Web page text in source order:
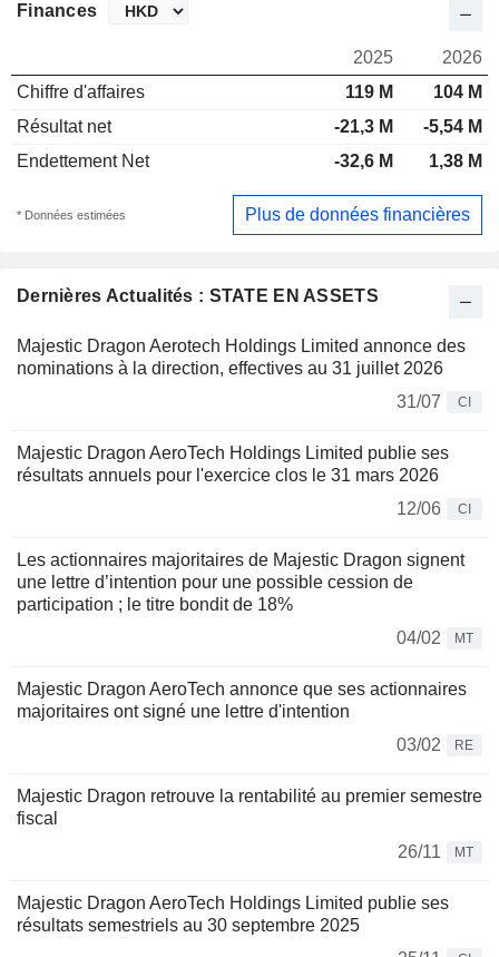
Dernières Actualités : STATE EN ASSETS
Majestic Dragon Aerotech Holdings Limited annonce des
nominations à la direction, effectives au 31 juillet 2026
31/07
CI
Majestic Dragon AeroTech Holdings Limited publie ses
résultats annuels pour l'exercice clos le 31 mars 2026
12/06
CI
Les actionnaires majoritaires de Majestic Dragon signent
une lettre d’intention pour une possible cession de
participation ; le titre bondit de 18%
04/02
MT
Majestic Dragon AeroTech annonce que ses actionnaires
majoritaires ont signé une lettre d'intention
03/02
RE
Majestic Dragon retrouve la rentabilité au premier semestre
fiscal
26/11
MT
Majestic Dragon AeroTech Holdings Limited publie ses
résultats semestriels au 30 septembre 2025
Finances
2025
2026
Chiffre d'affaires
119 M
104 M
Résultat net
-21,3 M
-5,54 M
Endettement Net
-32,6 M 1,38 M
* Données estimées Plus de données financières